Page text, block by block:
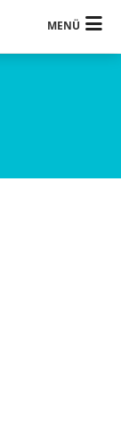
MENÜ